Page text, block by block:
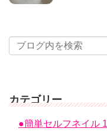
カテゴリー
●簡単セルフネイル